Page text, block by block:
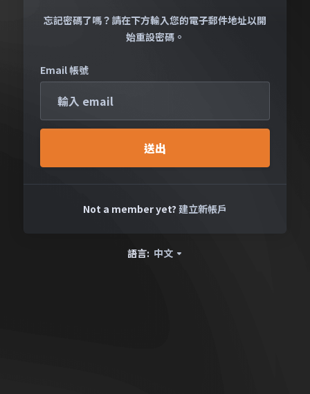
忘記密碼了嗎？請在下方輸入您的電子郵件地址以開
始重設密碼。
Email 帳號
送出
Not a member yet? 建立新帳戶
語言: 中文